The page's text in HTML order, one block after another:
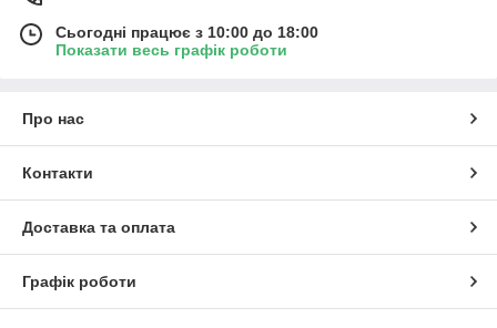
Сьогодні працює з 10:00 до 18:00
Показати весь графік роботи
Про нас
Контакти
Доставка та оплата
Графік роботи